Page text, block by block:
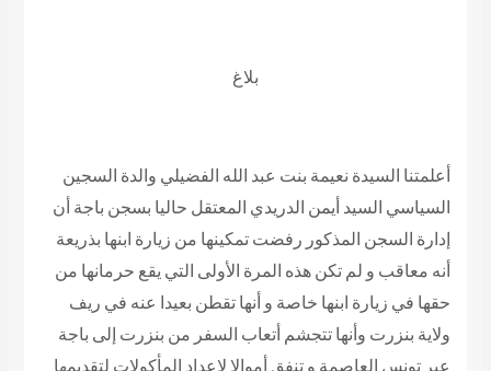
بلاغ
أعلمتنا السيدة نعيمة بنت عبد الله الفضيلي والدة السجين
السياسي السيد أيمن الدريدي المعتقل حاليا بسجن باجة أن
إدارة السجن المذكور رفضت تمكينها من زيارة ابنها بذريعة
أنه معاقب و لم تكن هذه المرة الأولى التي يقع حرمانها من
حقها في زيارة ابنها خاصة و أنها تقطن بعيدا عنه في ريف
ولاية بنزرت وأنها تتجشم أتعاب السفر من بنزرت إلى باجة